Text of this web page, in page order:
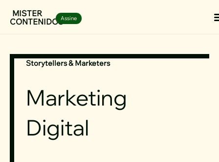
para
conteúdo
MISTER
CONTENIDOSAssine
Storytellers & Marketers
Marketing
Digital